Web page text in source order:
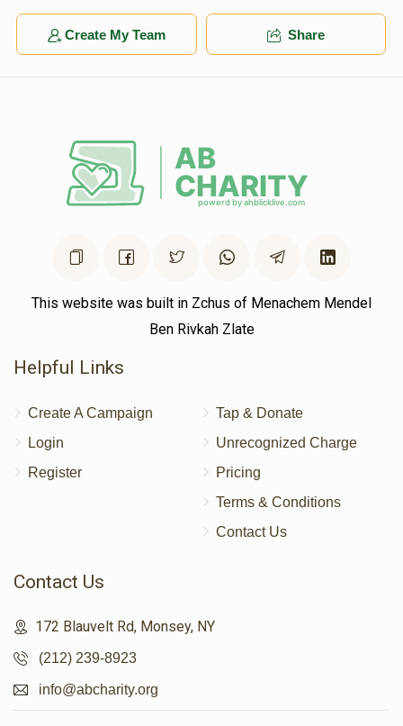
Create My Team Share
This website was built in Zchus of Menachem Mendel
Ben Rivkah Zlate
Helpful Links
Create A Campaign
Login
Register
Tap & Donate
Unrecognized Charge
Pricing
Terms & Conditions
Contact Us
Contact Us
172 Blauvelt Rd, Monsey, NY
(212) 239-8923
info@abcharity.org